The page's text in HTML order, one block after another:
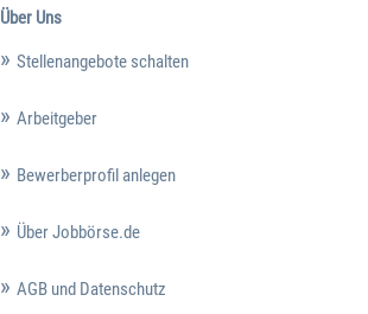
Über Uns
Stellenangebote schalten
Arbeitgeber
Bewerberprofil anlegen
Über Jobbörse.de
AGB und Datenschutz